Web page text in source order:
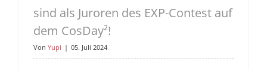
sind als Juroren des EXP-Contest auf
dem CosDay²!
Von Yupi | 05. Juli 2024